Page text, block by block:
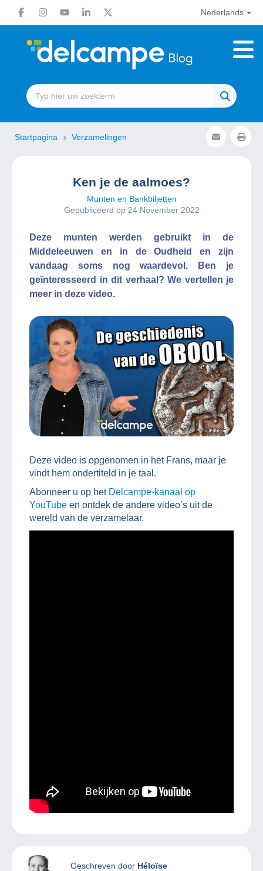
Nederlands
Startpagina Verzamelingen
Ken je de aalmoes?
Munten en Bankbiljetten
Gepubliceerd op 24 November 2022
Deze munten werden gebruikt in de
Middeleeuwen en in de Oudheid en zijn
vandaag soms nog waardevol. Ben je
geïnteresseerd in dit verhaal? We vertellen je
meer in deze video.
Deze video is opgenomen in het Frans, maar je
vindt hem ondertiteld in je taal.
Abonneer u op het Delcampe-kanaal op
YouTube en ontdek de andere video’s uit de
wereld van de verzamelaar.
Geschreven door Héloïse